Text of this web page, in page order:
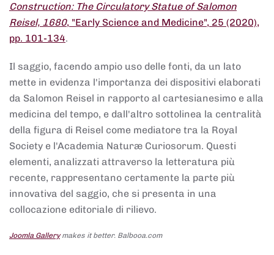
Construction: The Circulatory Statue of Salomon
Reisel, 1680, "Early Science and Medicine", 25 (2020),
pp. 101-134.
Il saggio, facendo ampio uso delle fonti, da un lato
mette in evidenza l'importanza dei dispositivi elaborati
da Salomon Reisel in rapporto al cartesianesimo e alla
medicina del tempo, e dall'altro sottolinea la centralità
della figura di Reisel come mediatore tra la Royal
Society e l'Academia Naturæ Curiosorum. Questi
elementi, analizzati attraverso la letteratura più
recente, rappresentano certamente la parte più
innovativa del saggio, che si presenta in una
collocazione editoriale di rilievo.
Joomla Gallerymakes it better. Balbooa.com